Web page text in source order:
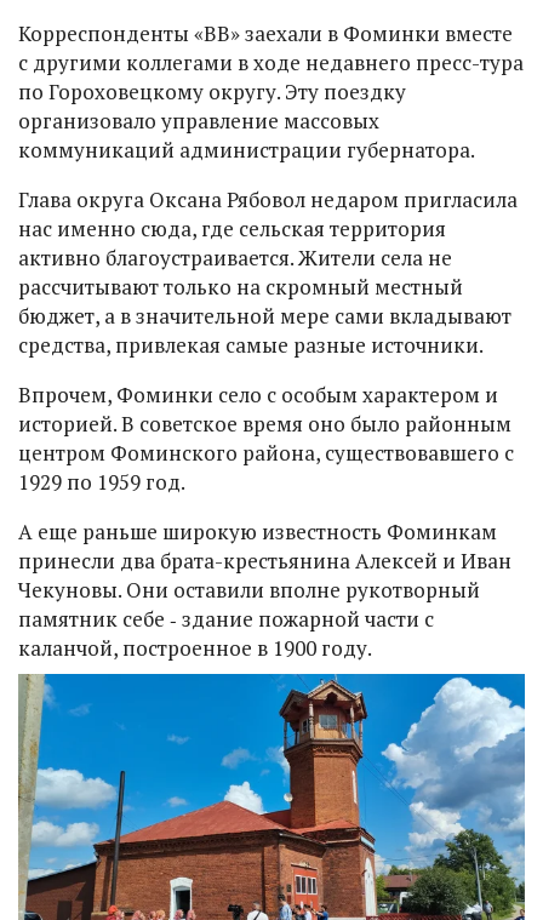
Корреспонденты «ВВ» заехали в Фоминки вместе
с другими коллегами в ходе недавнего пресс-тура
по Гороховецкому округу. Эту поездку
организовало управление массовых
коммуникаций администрации губернатора.
Глава округа Оксана Рябовол недаром пригласила
нас именно сюда, где сельская территория
активно благоустраивается. Жители села не
рассчитывают только на скромный местный
бюджет, а в значительной мере сами вкладывают
средства, привлекая самые разные источники.
Впрочем, Фоминки село с особым характером и
историей. В советское время оно было районным
центром Фоминского района, существовавшего с
1929 по 1959 год.
А еще раньше широкую известность Фоминкам
принесли два брата-крестьянина Алексей и Иван
Чекуновы. Они оставили вполне рукотворный
памятник себе ‑ здание пожарной части с
каланчой, построенное в 1900 году.